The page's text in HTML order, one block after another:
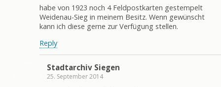
habe von 1923 noch 4 Feldpostkarten gestempelt
Weidenau-Sieg in meinem Besitz. Wenn gewünscht
kann ich diese gerne zur Verfügung stellen.
Reply
Stadtarchiv Siegen
25. September 2014